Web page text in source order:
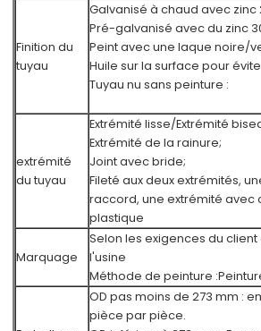
Finition du
tuyau
Galvanisé à chaud avec zinc
Pré-galvanisé avec du zinc
Peint avec une laque noire/
Huile sur la surface pour
Tuyau nu sans peinture :
extrémité
du tuyau
Extrémité lisse/Extrémité
Extrémité de la rainure;
Joint avec bride;
Fileté aux deux extrémités,
raccord, une extrémité avec
plastique
Marquage
Selon les exigences du
l'usine
Méthode de peinture :
OD pas moins de 273 mm :
pièce par pièce.